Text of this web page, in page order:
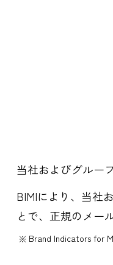
当社およびグルー
BIMIにより、当社
とで、正規のメー
※ Brand Indicators for